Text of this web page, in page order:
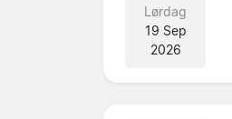
Lørdag
19 Sep
2026